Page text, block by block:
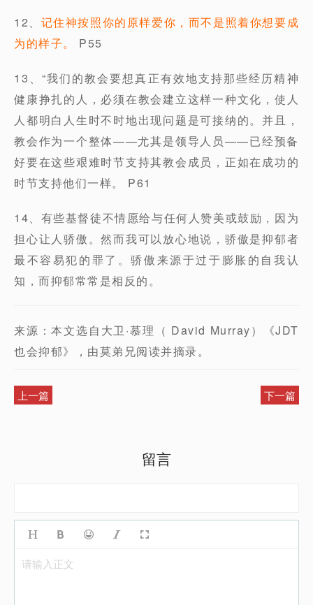
12、 记住神按照你的原样爱你，而不是照着你想要成
为的样子。
P55
13、“我们的教会要想真正有效地支持那些经历精神
健康挣扎的人，必须在教会建立这样一种文化，使人
人都明白人生时不时地出现问题是可接纳的。并且，
教会作为一个整体——尤其是领导人员——已经预备
好要在这些艰难时节支持其教会成员，正如在成功的
时节支持他们一样。 P61
14、有些基督徒不情愿给与任何人赞美或鼓励，因为
担心让人骄傲。然而我可以放心地说，骄傲是抑郁者
最不容易犯的罪了。骄傲来源于过于膨胀的自我认
知，而抑郁常常是相反的。
来源：本文选自大卫·慕理（ David Murray）《JDT
也会抑郁》，由莫弟兄阅读并摘录。
上一篇 下一篇
留言
请输入正文